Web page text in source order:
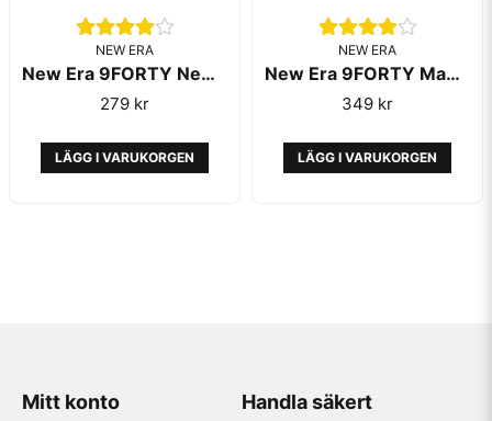
NEW ERA
New Era 9FORTY New York Yankees Child Grey
279 kr
LÄGG I VARUKORGEN
NEW ERA
New Era 9FORTY Manchester United Red
349 kr
LÄGG I VARUKORGEN
Mitt konto Handla säkert